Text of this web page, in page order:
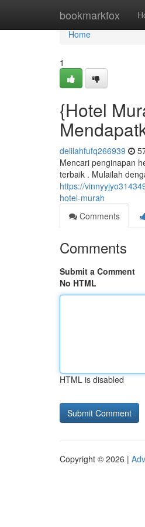
bookmarkfox
Home
Home
1
{Hotel
delilahfufq266939
Mencari penginapan
terbaik . Mulailah
https://
hotel-murah
Comments
Comments
Submit a Comment
No HTML
HTML is disabled
Copyright © 2026 |